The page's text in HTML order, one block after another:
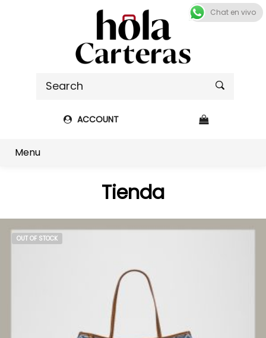
ACCOUNT
Menu
Tienda
OUT OF STOCK
Chat en vivo